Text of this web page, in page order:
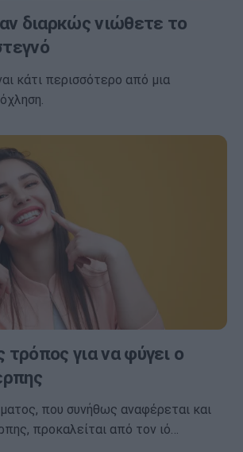
διαρκώς νιώθετε το
κάτι περισσότερο από μια
τρόπος για να φύγει ο
που συνήθως αναφέρεται και
προκαλείται από τον ιό…